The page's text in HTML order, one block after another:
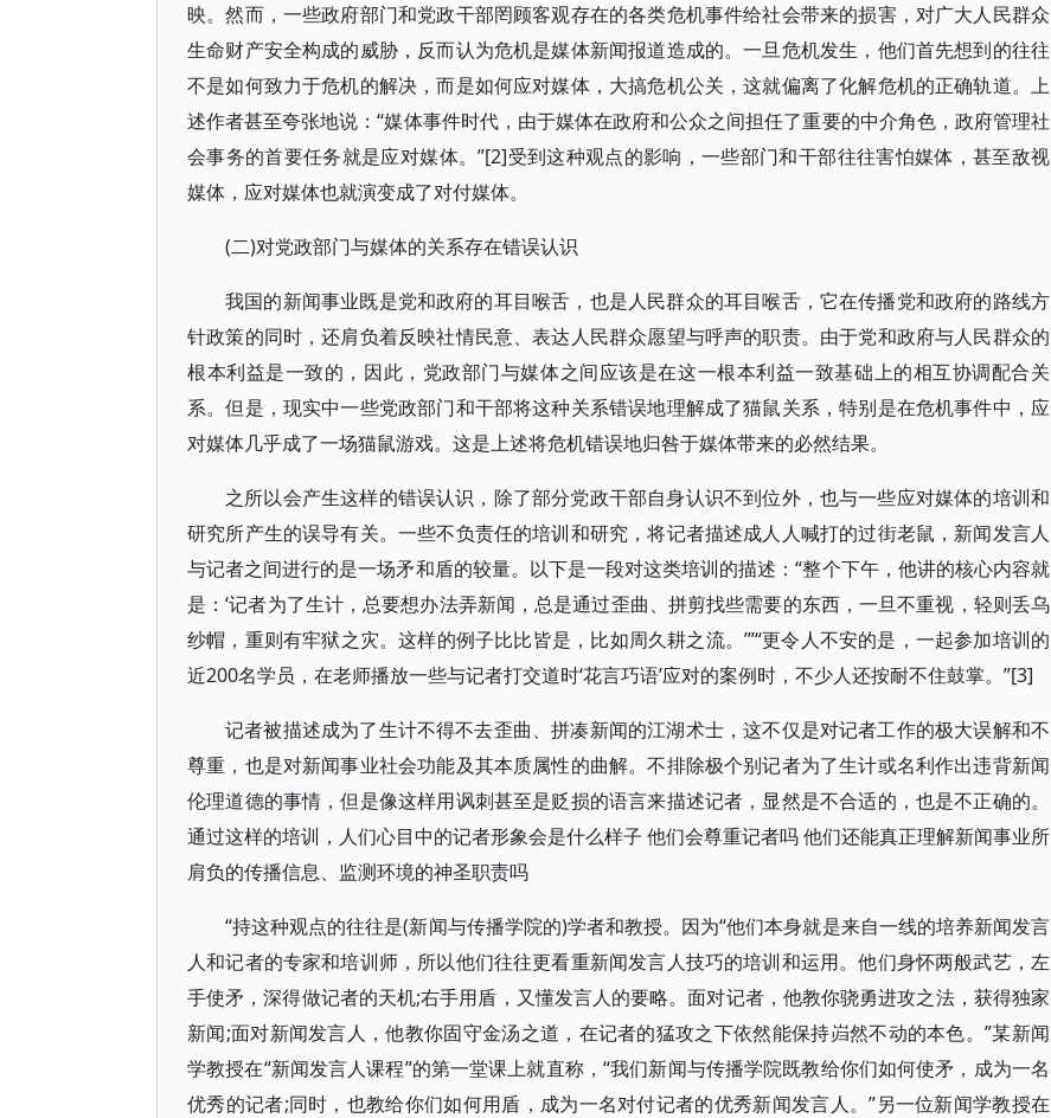
映。然而，一些政府部门和党政干部罔顾客观存在的各类危机事件给社会带来的损害，对广大人民群众
生命财产安全构成的威胁，反而认为危机是媒体新闻报道造成的。一旦危机发生，他们首先想到的往往
不是如何致力于危机的解决，而是如何应对媒体，大搞危机公关，这就偏离了化解危机的正确轨道。上
述作者甚至夸张地说：“媒体事件时代，由于媒体在政府和公众之间担任了重要的中介角色，政府管理社
会事务的首要任务就是应对媒体。”[2]受到这种观点的影响，一些部门和干部往往害怕媒体，甚至敌视
媒体，应对媒体也就演变成了对付媒体。
(二)对党政部门与媒体的关系存在错误认识
我国的新闻事业既是党和政府的耳目喉舌，也是人民群众的耳目喉舌，它在传播党和政府的路线方
针政策的同时，还肩负着反映社情民意、表达人民群众愿望与呼声的职责。由于党和政府与人民群众的
根本利益是一致的，因此，党政部门与媒体之间应该是在这一根本利益一致基础上的相互协调配合关
系。但是，现实中一些党政部门和干部将这种关系错误地理解成了猫鼠关系，特别是在危机事件中，应
对媒体几乎成了一场猫鼠游戏。这是上述将危机错误地归咎于媒体带来的必然结果。
之所以会产生这样的错误认识，除了部分党政干部自身认识不到位外，也与一些应对媒体的培训和
研究所产生的误导有关。一些不负责任的培训和研究，将记者描述成人人喊打的过街老鼠，新闻发言人
与记者之间进行的是一场矛和盾的较量。以下是一段对这类培训的描述：“整个下午，他讲的核心内容就
是：‘记者为了生计，总要想办法弄新闻，总是通过歪曲、拼剪找些需要的东西，一旦不重视，轻则丢乌
纱帽，重则有牢狱之灾。这样的例子比比皆是，比如周久耕之流。’”“更令人不安的是，一起参加培训的
近200名学员，在老师播放一些与记者打交道时‘花言巧语’应对的案例时，不少人还按耐不住鼓掌。”[3]
记者被描述成为了生计不得不去歪曲、拼凑新闻的江湖术士，这不仅是对记者工作的极大误解和不
尊重，也是对新闻事业社会功能及其本质属性的曲解。不排除极个别记者为了生计或名利作出违背新闻
伦理道德的事情，但是像这样用讽刺甚至是贬损的语言来描述记者，显然是不合适的，也是不正确的。
通过这样的培训，人们心目中的记者形象会是什么样子 他们会尊重记者吗 他们还能真正理解新闻事业所
肩负的传播信息、监测环境的神圣职责吗
“持这种观点的往往是(新闻与传播学院的)学者和教授。因为“他们本身就是来自一线的培养新闻发言
人和记者的专家和培训师，所以他们往往更看重新闻发言人技巧的培训和运用。他们身怀两般武艺，左
手使矛，深得做记者的天机;右手用盾，又懂发言人的要略。面对记者，他教你骁勇进攻之法，获得独家
新闻;面对新闻发言人，他教你固守金汤之道，在记者的猛攻之下依然能保持岿然不动的本色。”某新闻
学教授在“新闻发言人课程”的第一堂课上就直称，“我们新闻与传播学院既教给你们如何使矛，成为一名
优秀的记者;同时，也教给你们如何用盾，成为一名对付记者的优秀新闻发言人。”另一位新闻学教授在